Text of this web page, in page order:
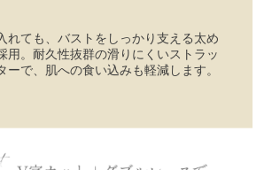
れても、バストをしっかり支える太め
用。耐久性抜群の滑りにくいストラッ
ーで、肌への食い込みも軽減します。